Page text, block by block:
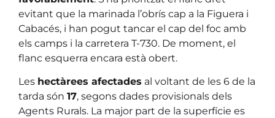
evitant que la marinada l’obrís cap a la Figuera i
Cabacés, i han pogut tancar el cap del foc amb
els camps i la carretera T-730. De moment, el
flanc esquerra encara està obert.
Les hectàrees afectades al voltant de les 6 de la
tarda són 17, segons dades provisionals dels
Agents Rurals. La major part de la superfície es